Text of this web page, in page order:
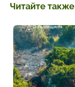
Читайте также